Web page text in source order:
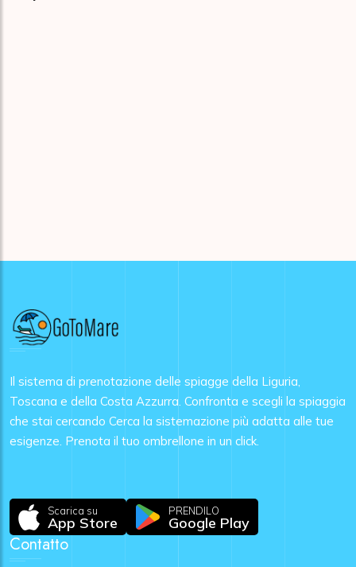
Il sistema di prenotazione delle spiagge della Liguria,
Toscana e della Costa Azzurra. Confronta e scegli la spiaggia
che stai cercando Cerca la sistemazione più adatta alle tue
esigenze. Prenota il tuo ombrellone in un click.
Scarica su
App Store
PRENDILO
Google Play
Contatto